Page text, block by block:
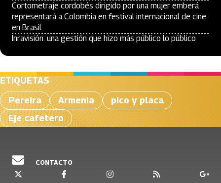
Cortometraje cordobés dirigido por una mujer emberá
representará a Colombia en festival internacional de cine
en Brasil
Inravisión: una gestión que hizo más público lo público
ETIQUETAS
Pereira
Armenia
pico y placa
Eje cafetero
CONTACTO